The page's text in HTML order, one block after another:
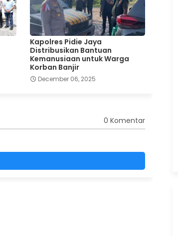
Kapolres Pidie Jaya
Distribusikan Bantuan
Kemanusiaan untuk Warga
Korban Banjir
December 06, 2025
0 Komentar